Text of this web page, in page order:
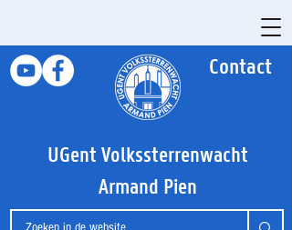
Contact
UGent Volkssterrenwacht
Armand Pien